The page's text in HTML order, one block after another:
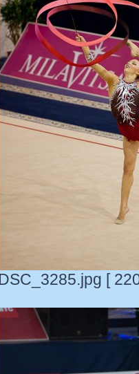
DSC_3285.jpg [